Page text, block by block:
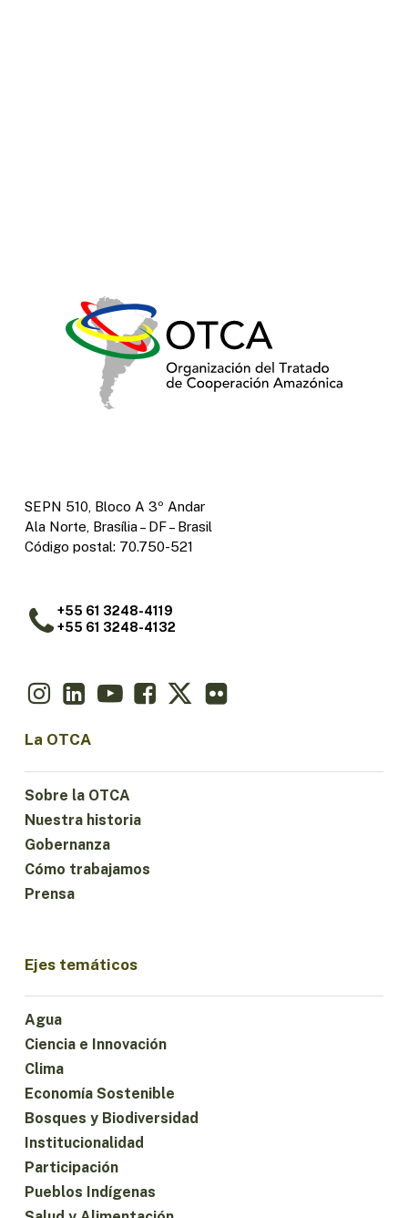
SEPN 510, Bloco A 3º Andar
Ala Norte, Brasília – DF – Brasil
Código postal: 70.750-521
+55 61 3248-4119
+55 61 3248-4132
La OTCA
Sobre la OTCA
Nuestra historia
Gobernanza
Cómo trabajamos
Prensa
Ejes temáticos
Agua
Ciencia e Innovación
Clima
Economía Sostenible
Bosques y Biodiversidad
Institucionalidad
Participación
Pueblos Indígenas